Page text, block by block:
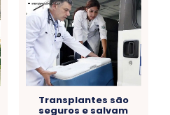
Transplantes são
seguros e salvam